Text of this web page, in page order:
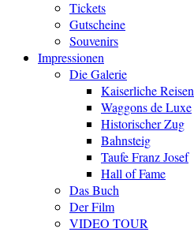
Tickets
Gutscheine
Souvenirs
Impressionen
Die Galerie
Kaiserliche Reisen
Waggons de Luxe
Historischer Zug
Bahnsteig
Taufe Franz Josef
Hall of Fame
Das Buch
Der Film
VIDEO TOUR